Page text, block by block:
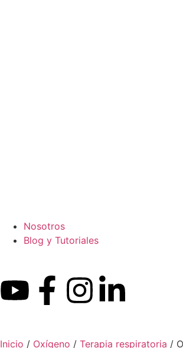
Nosotros
Blog y Tutoriales
Inicio / Oxígeno / Terapia respiratoria /